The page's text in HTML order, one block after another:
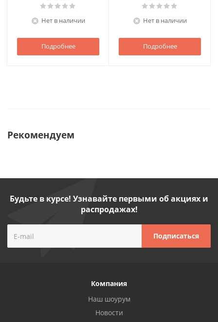
Нет в наличии
Подробнее
Нет в наличии
Подробнее
Рекомендуем
Будьте в курсе! Узнавайте первыми об акциях и
распродажах!
Компания
Наш шоурум
Новости